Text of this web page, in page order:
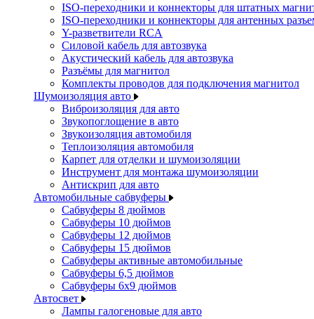
ISO-переходники и коннекторы для штатных
ISO-переходники и коннекторы для антенных
Y-разветвители RCA
Силовой кабель для автозвука
Акустический кабель для автозвука
Разъёмы для магнитол
Комплекты проводов для подключения магнитол
Шумоизоляция авто
Виброизоляция для авто
Звукопоглощение в авто
Звукоизоляция автомобиля
Теплоизоляция автомобиля
Карпет для отделки и шумоизоляции
Инструмент для монтажа шумоизоляции
Антискрип для авто
Автомобильные сабвуферы
Сабвуферы 8 дюймов
Сабвуферы 10 дюймов
Сабвуферы 12 дюймов
Сабвуферы 15 дюймов
Сабвуферы активные автомобильные
Сабвуферы 6,5 дюймов
Сабвуферы 6x9 дюймов
Автосвет
Лампы галогеновые для авто